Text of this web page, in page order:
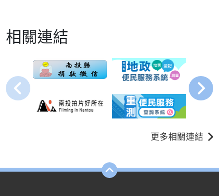
相關連結
更多相關連結